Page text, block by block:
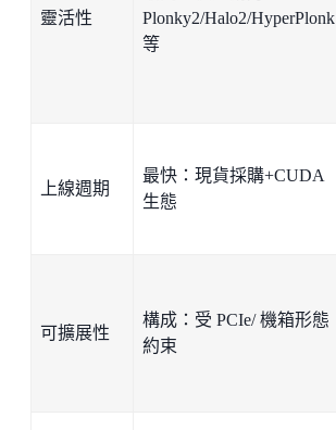
靈活性
Plonky2/Halo2/HyperPlonk
等
上線週期
最快：現貨採購+CUDA
生態
可擴展性
構成：受 PCIe/ 機箱形態
約束